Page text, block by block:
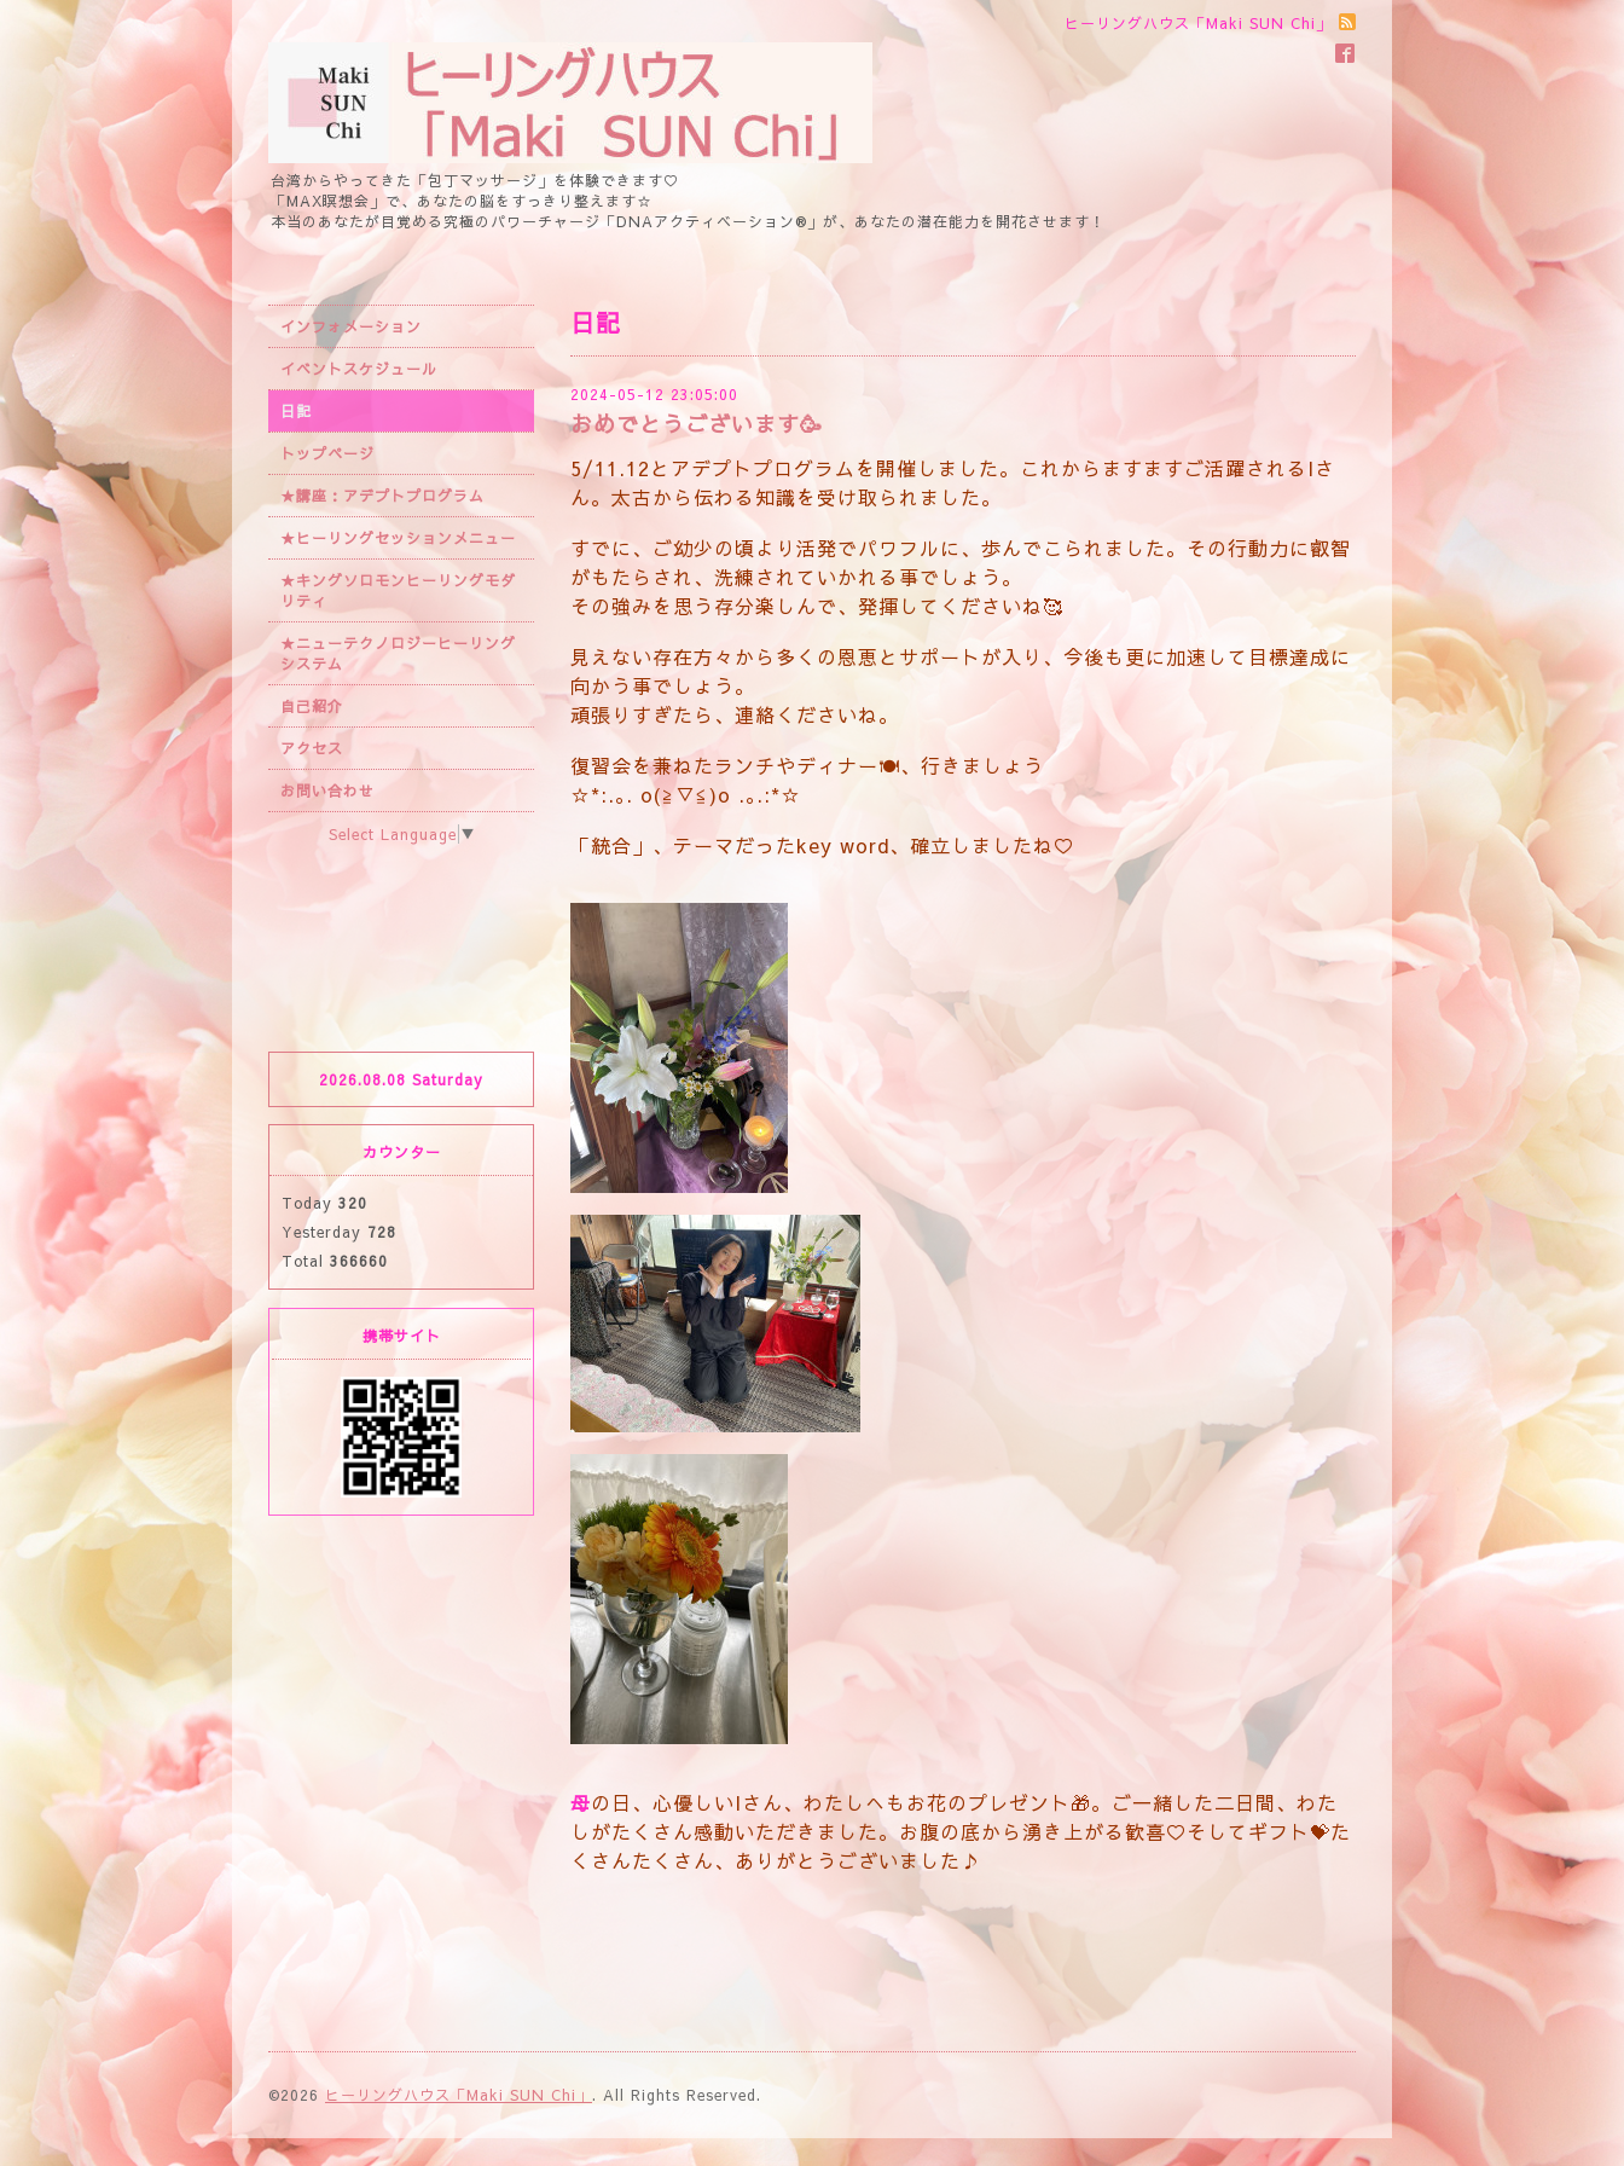
ヒーリングハウス「Maki SUN Chi」
台湾からやってきた「包丁マッサージ」を体験できます♡
「MAX瞑想会」で、あなたの脳をすっきり整えます☆
本当のあなたが目覚める究極のパワーチャージ「DNAアクティベーション®」が、あなたの潜在能力を開花させます！
日記
2024-05-12 23:05:00
おめでとうございます🥳
5/11.12とアデプトプログラムを開催しました。これからますますご活躍されるIさ
ん。太古から伝わる知識を受け取られました。
すでに、ご幼少の頃より活発でパワフルに、歩んでこられました。その行動力に叡智
がもたらされ、洗練されていかれる事でしょう。
その強みを思う存分楽しんで、発揮してくださいね🥰
見えない存在方々から多くの恩恵とサポートが入り、今後も更に加速して目標達成に
向かう事でしょう。
頑張りすぎたら、連絡くださいね。
復習会を兼ねたランチやディナー🍽️、行きましょう
☆*:.｡. o(≧▽≦)o .｡.:*☆
「統合」、テーマだったkey word、確立しましたね♡
母の日、心優しいIさん、わたしへもお花のプレゼント🎁。ご一緒した二日間、わた
しがたくさん感動いただきました。お腹の底から湧き上がる歓喜♡そしてギフト💝た
くさんたくさん、ありがとうございました♪
インフォメーション
イベントスケジュール
日記
トップページ
★講座：アデプトプログラム
★ヒーリングセッションメニュー
★キングソロモンヒーリングモダ
リティ
★ニューテクノロジーヒーリング
システム
自己紹介
アクセス
お問い合わせ
Select Language ▼
2026.08.08 Saturday
カウンター
Today 320
Yesterday 728
Total 366660
携帯サイト
©2026 ヒーリングハウス「Maki SUN Chi」 . All Rights Reserved.